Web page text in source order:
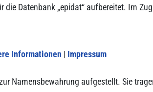
Datenbank „epidat“ aufbereitet. Im
Namensbewahrung aufgestellt. Sie
Informationen | Impressum